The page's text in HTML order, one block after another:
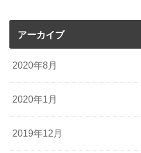
アーカイブ
2020年8月
2020年1月
2019年12月